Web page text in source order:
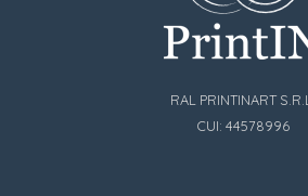
RAL PRINTINART S.R.L.
CUI: 44578996